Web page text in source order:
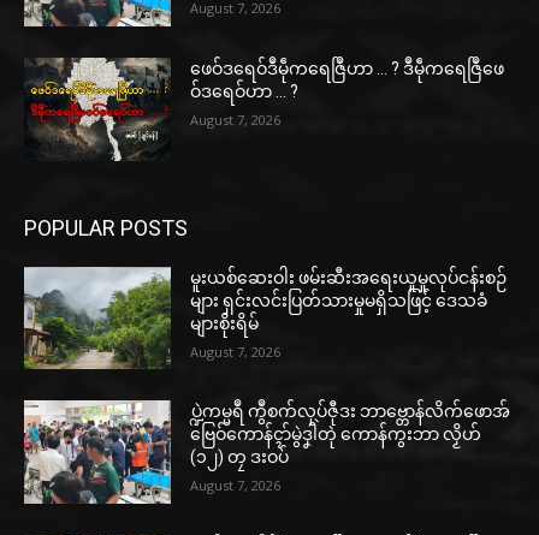
August 7, 2026
ဖေဝ်ဒရေဝ်ဒဳမဵုကရေဇြဳဟာ … ? ဒဳမဵုကရေဇြဳဖေ
ဝ်ဒရေဝ်ဟာ … ?
August 7, 2026
POPULAR POSTS
မူးယစ်ဆေးဝါး ဖမ်းဆီးအရေးယူမှုလုပ်ငန်းစဉ်
များ ရှင်းလင်းပြတ်သားမှုမရှိသဖြင့် ဒေသခံ
များစိုးရိမ်
August 7, 2026
ပ္ဍဲကမ္မရဳ ကွဳစက်လုပ်ဇီုဒး ဘာဗ္တောန်လိက်ဖောအ်
ဗြေဝ်ကောန်ၚာ်မွဲဒၞါဲတုဲ ကောန်ကွးဘာ လၟိဟ်
(၁၂) တၠ ဒးဝပ်
August 7, 2026